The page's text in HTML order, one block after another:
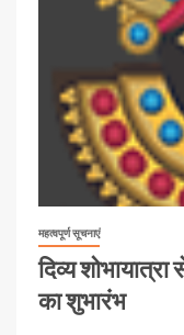
महत्वपूर्ण सूचनाएं
दिव्य
का शुभारंभ